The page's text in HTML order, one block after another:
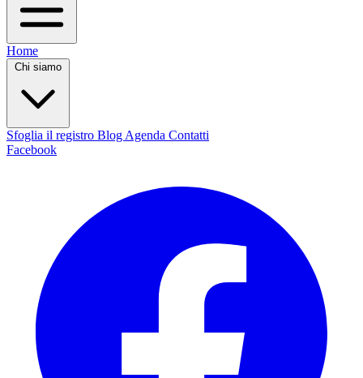
Home
Chi siamo
Sfoglia il registro Blog Agenda Contatti
Facebook